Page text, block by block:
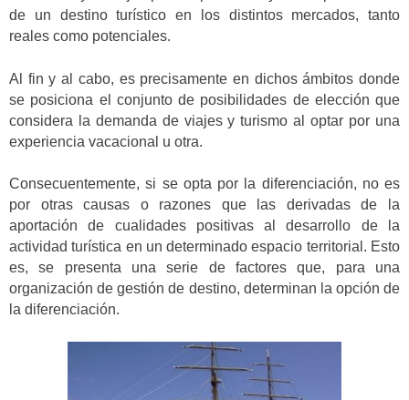
de un destino turístico en los distintos mercados, tanto
reales como potenciales.
Al fin y al cabo, es precisamente en dichos ámbitos donde
se posiciona el conjunto de posibilidades de elección que
considera la demanda de viajes y turismo al optar por una
experiencia vacacional u otra.
Consecuentemente, si se opta por la diferenciación, no es
por otras causas o razones que las derivadas de la
aportación de cualidades positivas al desarrollo de la
actividad turística en un determinado espacio territorial. Esto
es, se presenta una serie de factores que, para una
organización de gestión de destino, determinan la opción de
la diferenciación.